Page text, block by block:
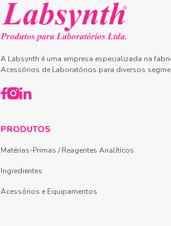
A Labsynth é uma empresa especializada na
Acessórios de Laboratórios para diversos
PRODUTOS
Matérias-Primas / Reagentes Analíticos
Ingredientes
Acessórios e Equipamentos